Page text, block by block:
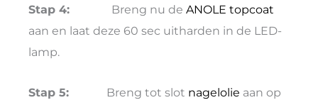
Stap 4: Breng nu de ANOLE topcoat
aan en laat deze 60 sec uitharden in de LED-
lamp.
Stap 5: Breng tot slot nagelolie aan op